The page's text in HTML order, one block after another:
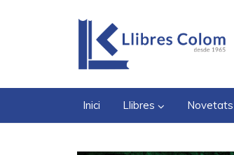
Inici Llibres